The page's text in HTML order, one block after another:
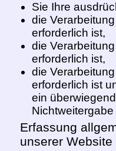
Sie Ihre
die
erforderlich ist,
die
erforderlich ist,
die
erforderlich ist
ein
Erfassung
unserer Website